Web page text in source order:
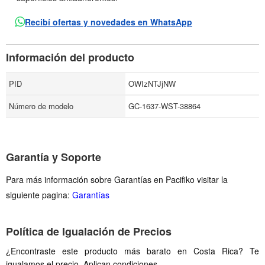
Recibí ofertas y novedades en WhatsApp
Información del producto
PID
OWIzNTJjNW
Número de modelo
GC-1637-WST-38864
Garantía y Soporte
Para más información sobre Garantías en Pacifiko visitar la
siguiente pagina: Garantías
Política de Igualación de Precios
¿Encontraste este producto más barato en Costa Rica? Te